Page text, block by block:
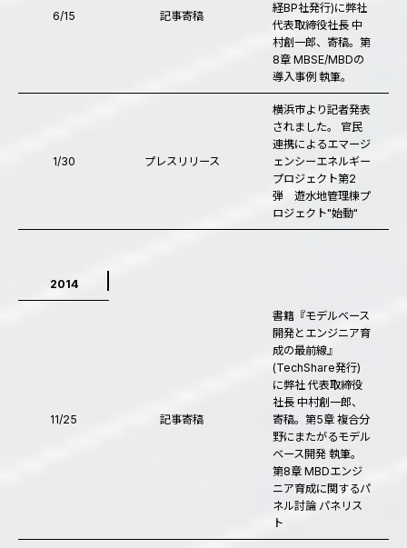
6/15 記事寄稿
経BP社発行)に弊社
代表取締役社長 中
村創一郎、寄稿。第
8章 MBSE/MBDの
導入事例 執筆。
1/30 プレスリリース
横浜市より記者発表
されました。 官民
連携によるエマージ
ェンシーエネルギー
プロジェクト第2
弾 遊水地管理棟プ
ロジェクト"始動"
2014
11/25 記事寄稿
書籍『モデルベース
開発とエンジニア育
成の最前線』
(TechShare発行)
に弊社 代表取締役
社長 中村創一郎、
寄稿。第5章 複合分
野にまたがるモデル
ベース開発 執筆。
第8章 MBDエンジ
ニア育成に関するパ
ネル討論 パネリス
ト